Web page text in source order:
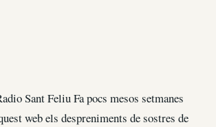
Sant Feliu Fa pocs mesos setmanes
web els despreniments de sostres de